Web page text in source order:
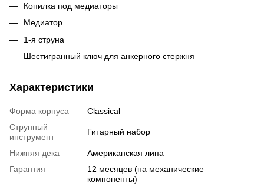
Копилка под медиаторы
Медиатор
1-я струна
Шестигранный ключ для анкерного стержня
Характеристики
Форма корпуса
Classical
Струнный
инструмент
Гитарный набор
Нижняя дека
Американская липа
Гарантия
12 месяцев (на механические
компоненты)